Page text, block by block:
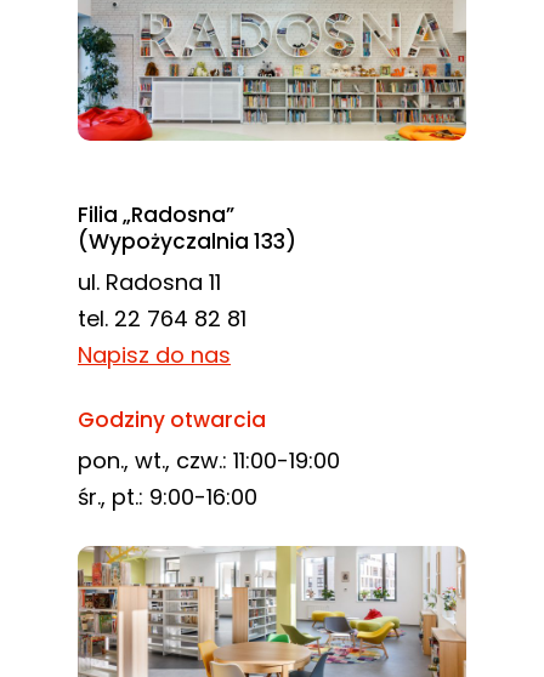
Filia „Radosna”
(Wypożyczalnia 133)
ul. Radosna 11
tel. 22 764 82 81
Napisz do nas
Godziny otwarcia
pon., wt., czw.: 11:00-19:00
śr., pt.: 9:00-16:00